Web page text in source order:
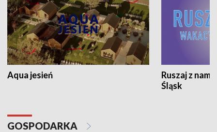
Aqua jesień
Ruszaj z
Śląsk
GOSPODARKA